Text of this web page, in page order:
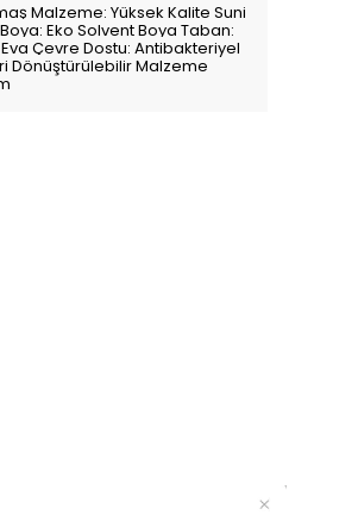
Malzeme: Yüksek Kalite Suni
Boya: Eko Solvent Boya Taban:
Çevre Dostu: Antibakteriyel
Dönüştürülebilir Malzeme